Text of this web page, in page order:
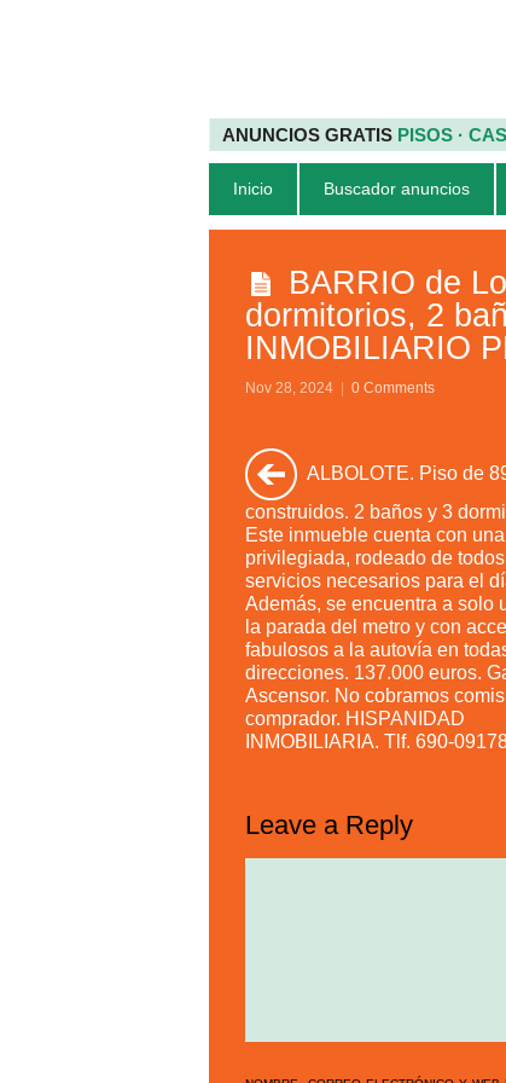
ANUNCIOS GRATIS PISOS ·
Inicio Buscador anuncios
BARRIO de
dormitorios, 2
INMOBILIARIO
Nov 28, 2024 0 Comments
ALBOLOTE. Piso de
construidos. 2 baños y 3
Este inmueble cuenta con
privilegiada, rodeado de
servicios necesarios para el
Además, se encuentra a solo
la parada del metro y con
fabulosos a la autovía en
direcciones. 137.000 euros.
Ascensor. No cobramos
comprador. HISPANIDAD
INMOBILIARIA. Tlf. 690-
Leave a Reply